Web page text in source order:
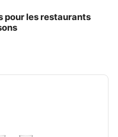
pour les restaurants